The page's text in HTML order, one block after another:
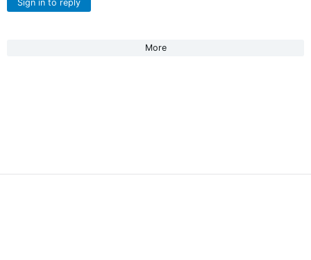
Sign in to reply
More